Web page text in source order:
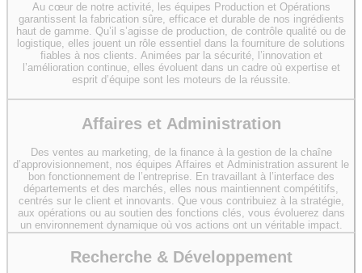
Au cœur de notre activité, les équipes Production et Opérations
garantissent la fabrication sûre, efficace et durable de nos ingrédients
haut de gamme. Qu’il s’agisse de production, de contrôle qualité ou de
logistique, elles jouent un rôle essentiel dans la fourniture de solutions
fiables à nos clients. Animées par la sécurité, l’innovation et
l’amélioration continue, elles évoluent dans un cadre où expertise et
esprit d’équipe sont les moteurs de la réussite.
Affaires et Administration
Des ventes au marketing, de la finance à la gestion de la chaîne
d’approvisionnement, nos équipes Affaires et Administration assurent le
bon fonctionnement de l’entreprise. En travaillant à l’interface des
départements et des marchés, elles nous maintiennent compétitifs,
centrés sur le client et innovants. Que vous contribuiez à la stratégie,
aux opérations ou au soutien des fonctions clés, vous évoluerez dans
un environnement dynamique où vos actions ont un véritable impact.
Recherche & Développement